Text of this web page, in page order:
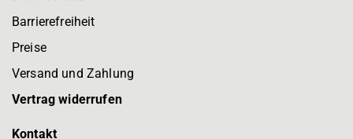
Barrierefreiheit
Preise
Versand und Zahlung
Vertrag widerrufen
Kontakt